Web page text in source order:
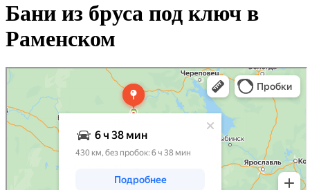
Бани из бруса под ключ в
Раменском